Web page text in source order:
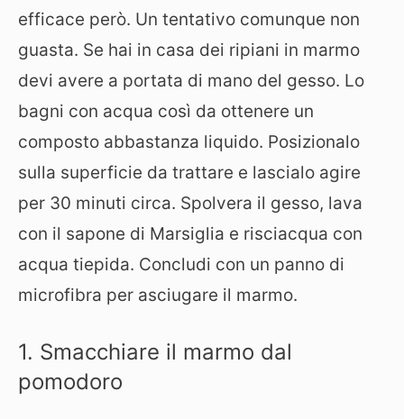
efficace però. Un tentativo comunque non
guasta. Se hai in casa dei ripiani in marmo
devi avere a portata di mano del gesso. Lo
bagni con acqua così da ottenere un
composto abbastanza liquido. Posizionalo
sulla superficie da trattare e lascialo agire
per 30 minuti circa. Spolvera il gesso, lava
con il sapone di Marsiglia e risciacqua con
acqua tiepida. Concludi con un panno di
microfibra per asciugare il marmo.
1. Smacchiare il marmo dal
pomodoro